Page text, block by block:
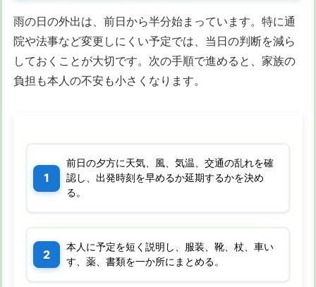
雨の日の外出は、前日から半分始まっています。特に通
院や法事など変更しにくい予定では、当日の判断を減ら
しておくことが大切です。次の手順で進めると、家族の
負担も本人の不安も小さくなります。
前日の夕方に天気、風、気温、交通の乱れを確
認し、出発時刻を早めるか延期するかを決め
る。
本人に予定を短く説明し、服装、靴、杖、車い
す、薬、書類を一か所にまとめる。